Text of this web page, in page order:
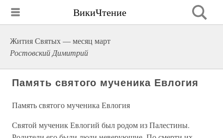
ВикиЧтение
Жития Святых — месяц март
Ростовский Димитрий
Память святого мученика Евлогия
Память святого мученика Евлогия
Святой мученик Евлогий был родом из Палестины.